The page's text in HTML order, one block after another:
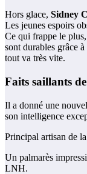
Hors glace, Sidney
Les jeunes espoirs
Ce qui frappe le
sont durables grâce
tout va très vite.
Faits saillants
Il a donné une
son intelligence
Principal artisan de
Un palmarès
LNH.